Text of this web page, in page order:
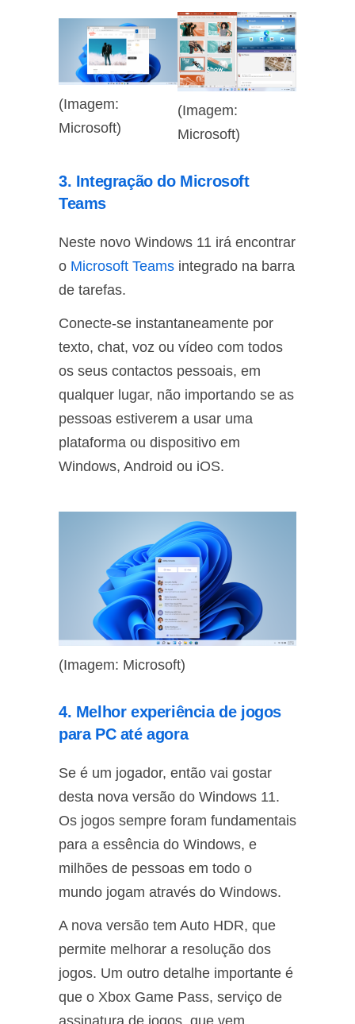
(Imagem:
Microsoft)
(Imagem:
Microsoft)
3. Integração do Microsoft
Teams
Neste novo Windows 11 irá encontrar
o Microsoft Teams integrado na barra
de tarefas.
Conecte-se instantaneamente por
texto, chat, voz ou vídeo com todos
os seus contactos pessoais, em
qualquer lugar, não importando se as
pessoas estiverem a usar uma
plataforma ou dispositivo em
Windows, Android ou iOS.
(Imagem: Microsoft)
4. Melhor experiência de jogos
para PC até agora
Se é um jogador, então vai gostar
desta nova versão do Windows 11.
Os jogos sempre foram fundamentais
para a essência do Windows, e
milhões de pessoas em todo o
mundo jogam através do Windows.
A nova versão tem Auto HDR, que
permite melhorar a resolução dos
jogos. Um outro detalhe importante é
que o Xbox Game Pass, serviço de
assinatura de jogos, que vem